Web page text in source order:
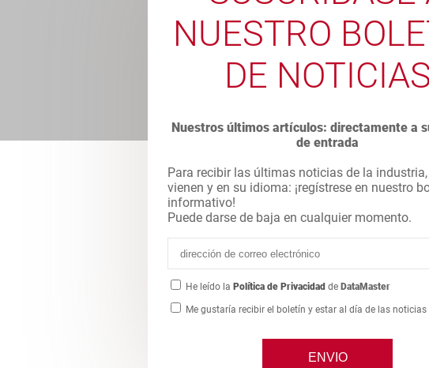
NUESTRO
DE NOTICIAS
Nuestros últimos artículos: directamente a
de entrada
Para recibir las últimas noticias de la
vienen y en su idioma: ¡regístrese en nuestro
informativo!
Puede darse de baja en cualquier momento.
He leído la Política de Privacidad de DataMaster
Me gustaría recibir el boletín y estar al día de las